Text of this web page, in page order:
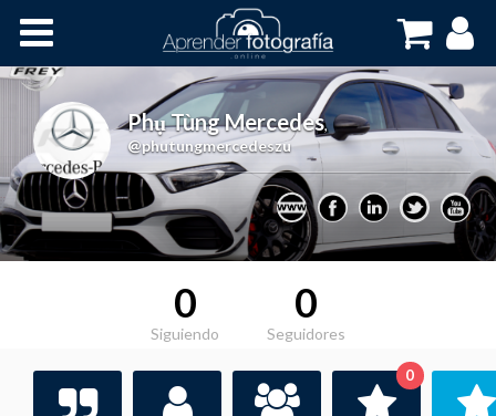
Cursos OnLine
Phụ Tùng Mercedes,
@phutungmercedeszu
0
Siguiendo
0
Seguidores
0